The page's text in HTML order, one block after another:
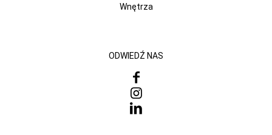
Wnętrza
ODWIEDŹ NAS